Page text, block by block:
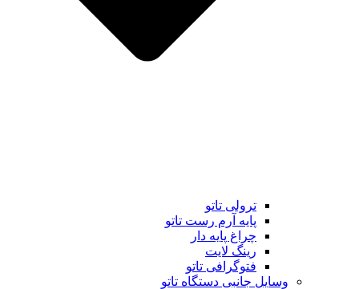
ترولی تاتو
پایه آرم رست تاتو
چراغ پایه دار
رینگ لایت
فتوگرافی تاتو
وسایل جانبی دستگاه تاتو